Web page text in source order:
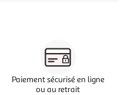
Paiement sécurisé en ligne
ou au retrait